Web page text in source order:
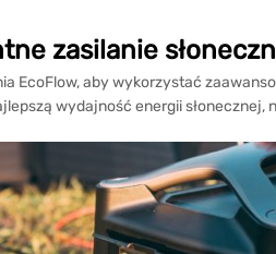
zasilanie
EcoFlow, aby wykorzystać
wydajność energii